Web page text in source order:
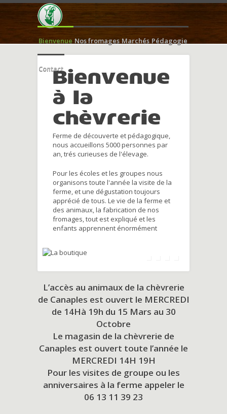
Bienvenue Nos fromages Marchés Pédagogie
ContactBienvenue
à la
chèvrerie
Ferme de découverte et pédagogique,
nous accueillons 5000 personnes par
an, trés curieuses de l'élevage.
Pour les écoles et les groupes nous
organisons toute l'année la visite de la
ferme, et une dégustation toujours
apprécié de tous. Le vie de la ferme et
des animaux, la fabrication de nos
fromages, tout est expliqué et les
enfants apprennent énormément
L’accès au animaux de la chèvrerie
de Canaples est ouvert le MERCREDI
de 14Hà 19h du 15 Mars au 30
Octobre
Le magasin de la chèvrerie de
Canaples est ouvert toute l’année le
MERCREDI 14H 19H
Pour les visites de groupe ou les
anniversaires à la ferme appeler le
06 13 11 39 23